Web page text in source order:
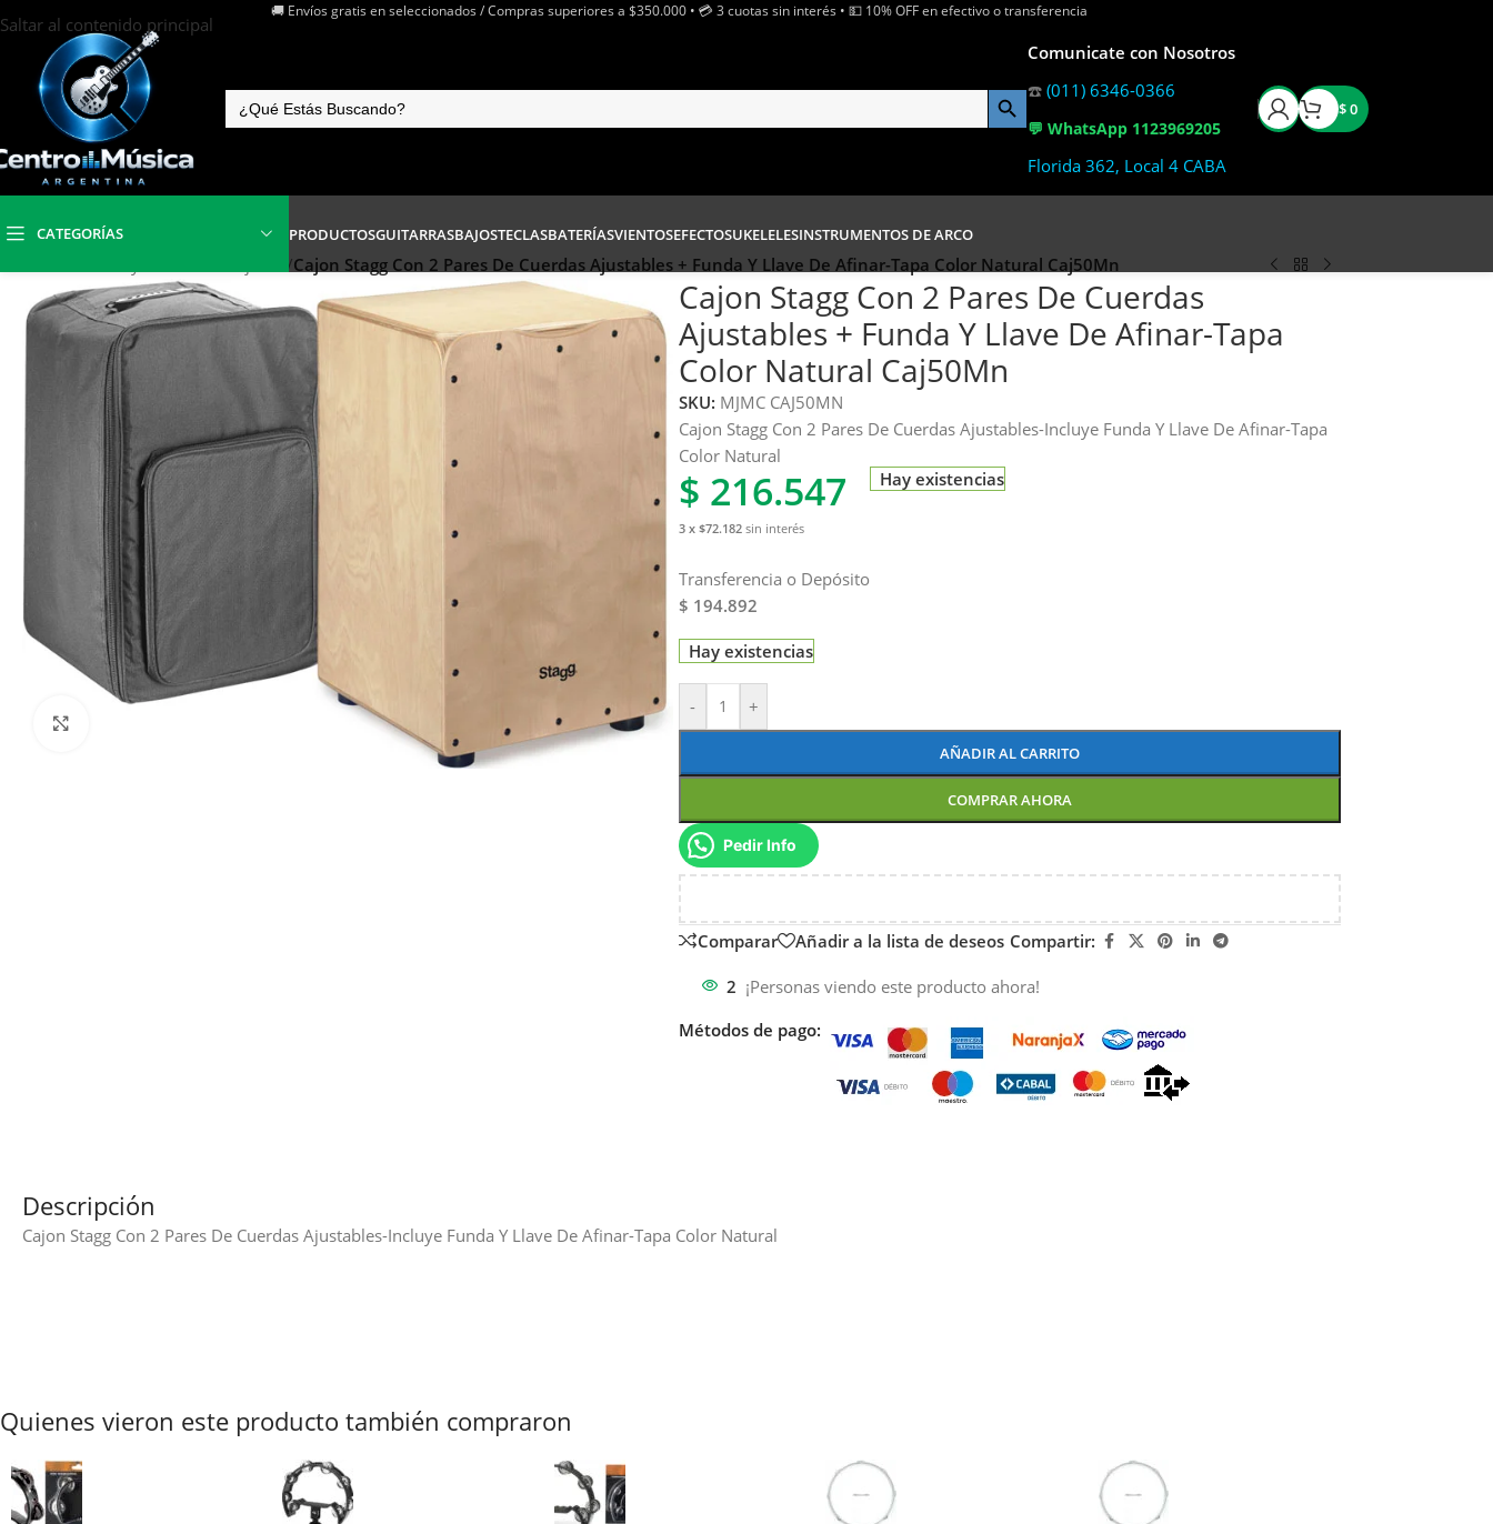
Saltar al contenido principal
🚚 Envíos gratis en seleccionados / Compras superiores a $350.000 • 💳 3 cuotas sin interés • 💵 10% OFF en efectivo o transferencia
Comunicate con Nosotros
☎️ (011) 6346-0366
💬 WhatsApp 1123969205
Florida 362, Local 4 CABA
$0
CATEGORÍAS PRODUCTOSGUITARRASBAJOSTECLASBATERÍASVIENTOSEFECTOSUKELELESINSTRUMENTOS DE ARCO
/Cajon Stagg Con 2 Pares De Cuerdas Ajustables + Funda Y Llave De Afinar-Tapa Color Natural Caj50Mn
Cajon Stagg Con 2 Pares De Cuerdas
Ajustables + Funda Y Llave De Afinar-Tapa
Color Natural Caj50Mn
SKU: MJMC CAJ50MN
Cajon Stagg Con 2 Pares De Cuerdas Ajustables-Incluye Funda Y Llave De Afinar-Tapa
Color Natural
$ 216.547
3 x $72.182 sin interés
Transferencia o Depósito
$ 194.892
Hay existencias
Hay existencias
- +
AÑADIR AL CARRITO
COMPRAR AHORA
Pedir Info
Comparar Añadir a la lista de deseos Compartir:
2 ¡Personas viendo este producto ahora!
Métodos de pago:
Descripción
Cajon Stagg Con 2 Pares De Cuerdas Ajustables-Incluye Funda Y Llave De Afinar-Tapa Color Natural
Quienes vieron este producto también compraron